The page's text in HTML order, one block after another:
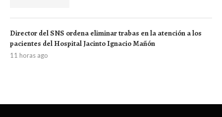
Director del SNS ordena eliminar trabas en la atención a los
pacientes del Hospital Jacinto Ignacio Mañón
11 horas ago